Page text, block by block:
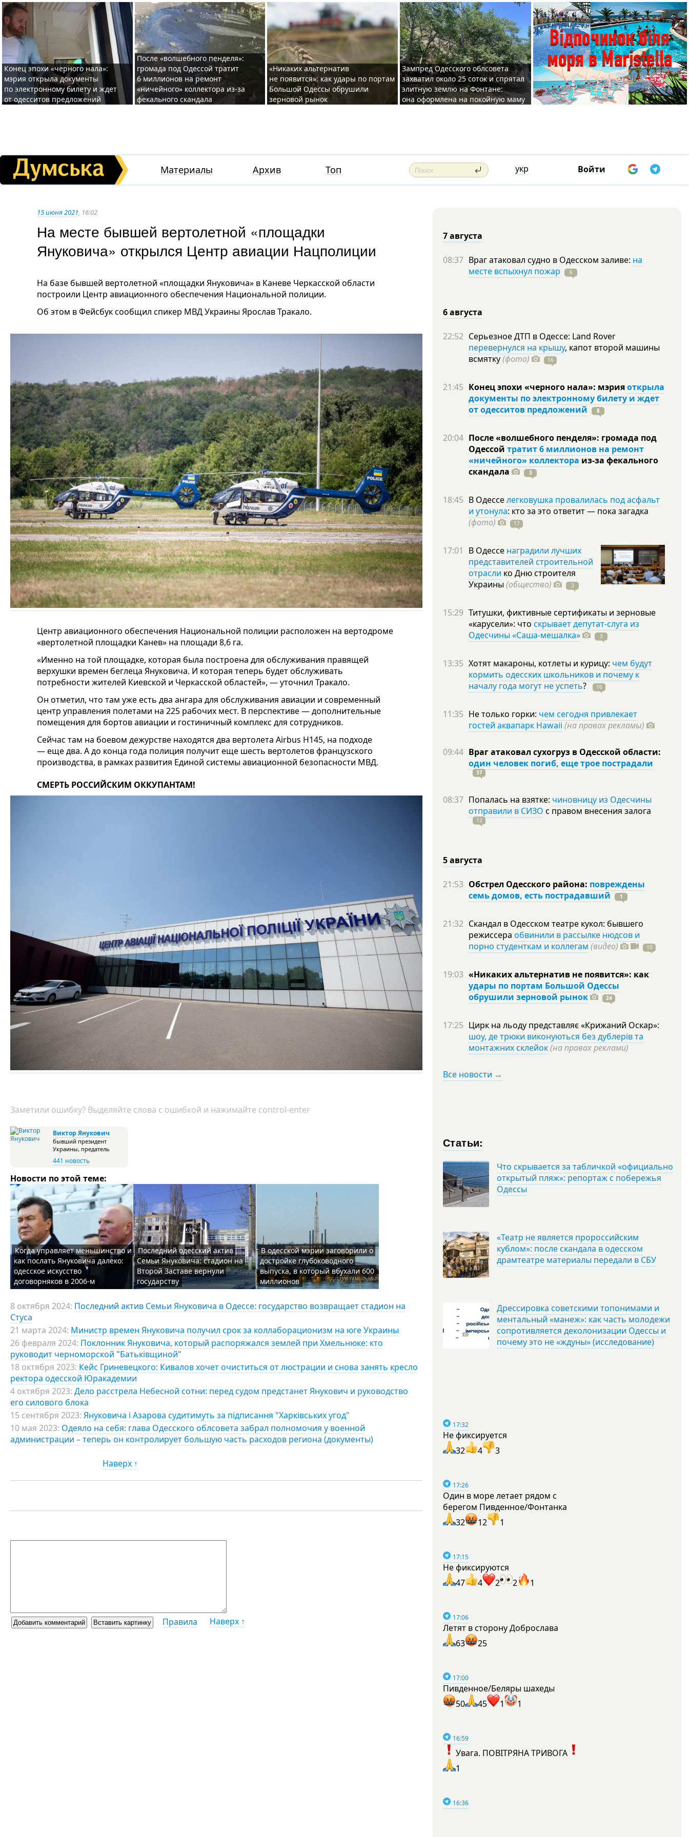
Конец эпохи «черного нала»:
мэрия открыла документы
по электронному билету и ждет
от одесситов предложений
После «волшебного пенделя»:
громада под Одессой тратит
6 миллионов на ремонт
«ничейного» коллектора из-за
фекального скандала
«Никаких альтернатив
не появится»: как удары по портам
Большой Одессы обрушили
зерновой рынок
Зампред Одесского облсовета
захватил около 25 соток и спрятал
элитную землю на Фонтане:
она оформлена на покойную маму
Материалы Архив Топ укр Войти
15 июня 2021, 16:02
На месте бывшей вертолетной «площадки
Януковича» открылся Центр авиации Нацполиции
На базе бывшей вертолетной «площадки Януковича» в Каневе Черкасской области
построили Центр авиационного обеспечения Национальной полиции.
Об этом в Фейсбук сообщил спикер МВД Украины Ярослав Тракало.
Центр авиационного обеспечения Национальной полиции расположен на вертодроме
«вертолетной площадки Канев» на площади 8,6 га.
«Именно на той площадке, которая была построена для обслуживания правящей
верхушки времен беглеца Януковича. И которая теперь будет обслуживать
потребности жителей Киевской и Черкасской областей», — уточнил Тракало.
Он отметил, что там уже есть два ангара для обслуживания авиации и современный
центр управления полетами на 225 рабочих мест. В перспективе — дополнительные
помещения для бортов авиации и гостиничный комплекс для сотрудников.
Сейчас там на боевом дежурстве находятся два вертолета Airbus H145, на подходе
— еще два. А до конца года полиция получит еще шесть вертолетов французского
производства, в рамках развития Единой системы авиационной безопасности МВД.
СМЕРТЬ РОССИЙСКИМ ОККУПАНТАМ!
Заметили ошибку? Выделяйте слова с ошибкой и нажимайте control-enter
Виктор Янукович
бывший президент
Украины, предатель
441 новость
Новости по этой теме:
Когда управляет меньшинство и
как послать Януковича далеко:
одесское искусство
договорняков в 2006-м
Последний одесский актив
Семьи Януковича: стадион на
Второй Заставе вернули
государству
В одесской мэрии заговорили о
достройке глубоководного
выпуска, в который вбухали 600
миллионов
8 октября 2024: Последний актив Семьи Януковича в Одессе: государство возвращает стадион на
Стуса
21 марта 2024: Министр времен Януковича получил срок за коллаборационизм на юге Украины
26 февраля 2024: Поклонник Януковича, который распоряжался землей при Хмельнюке: кто
руководит черноморской "Батьківщиной"
18 октября 2023: Кейс Гриневецкого: Кивалов хочет очиститься от люстрации и снова занять кресло
ректора одесской Юракадемии
4 октября 2023: Дело расстрела Небесной сотни: перед судом предстанет Янукович и руководство
его силового блока
15 сентября 2023: Януковича і Азарова судитимуть за підписання "Харківських угод"
10 мая 2023: Одеяло на себя: глава Одесского облсовета забрал полномочия у военной
администрации – теперь он контролирует большую часть расходов региона (документы)
Наверх ↑
Правила Наверх ↑
7 августа
08:37 Враг атаковал судно в Одесском заливе: на
месте вспыхнул пожар
6
6 августа
22:52 Серьезное ДТП в Одессе: Land Rover
перевернулся на крышу, капот второй машины
всмятку(фото) 16
21:45 Конец эпохи «черного нала»: мэрияоткрыла
документы по электронному билету и ждет
от одесситов предложений
8
20:04 После «волшебного пенделя»: громада под
Одессой тратит 6 миллионов на ремонт
«ничейного» коллектора из-за фекального
скандала
3
18:45 В Одесселегковушка провалилась под асфальт
и утонула: кто за это ответит — пока загадка
(фото)
17
17:01 В Одессе наградили лучших
представителей строительной
отрасли ко Дню строителя
Украины (общество) 3
15:29 Титушки, фиктивные сертификаты и зерновые
«карусели»: что скрывает депутат-слуга из
Одесчины «Саша-мешалка»
3
13:35 Хотят макароны, котлеты и курицу: чем будут
кормить одесских школьников и почему к
началу года могут не успеть? 16
11:35 Не только горки: чем сегодня привлекает
гостей аквапарк Hawaii (на правах рекламы)
09:44 Враг атаковал сухогруз в Одесской области:
один человек погиб, еще трое пострадали
37
08:37 Попалась на взятке: чиновницу из Одесчины
отправили в СИЗО с правом внесения залога
12
5 августа
21:53 Обстрел Одесского района: повреждены
семь домов, есть пострадавший
1
21:32 Скандал в Одесском театре кукол: бывшего
режиссера обвинили в рассылке нюдсов и
порно студенткам и коллегам (видео) 10
19:03 «Никаких альтернатив не появится»: как
удары по портам Большой Одессы
обрушили зерновой рынок
24
17:25 Цирк на льоду представляє «Крижаний Оскар»:
шоу, де трюки виконуються без дублерів та
монтажних склейок(на правах реклами)
Все новости →
Статьи:
Что скрывается за табличкой «официально
открытый пляж»: репортаж с побережья
Одессы
«Театр не является пророссийским
кублом»: после скандала в одесском
драмтеатре материалы передали в СБУ
Дрессировка советскими топонимами и
ментальный «манеж»: как часть молодежи
сопротивляется деколонизации Одессы и
почему это не «ждуны» (исследование)
17:32
Не фиксируется
32
4 3
17:26
Один в море летает рядом с
берегом Пивденное/Фонтанка
32
12 1
17:15
Не фиксируются
47
4 2 2 1
17:06
Летят в сторону Доброслава
63
25
17:00
Пивденное/Беляры шахеды
50
45 1 1
16:59
Увага. ПОВІТРЯНА ТРИВОГА
1
16:36